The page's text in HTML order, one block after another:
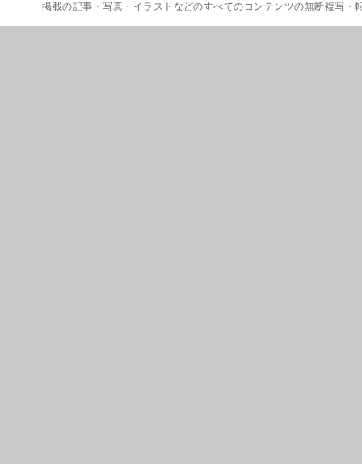
掲載の記事・写真・イラストなどのすべてのコンテンツの無断複